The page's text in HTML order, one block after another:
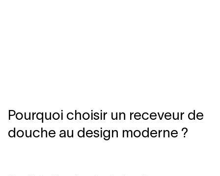
Pourquoi choisir un receveur de
douche au design moderne ?